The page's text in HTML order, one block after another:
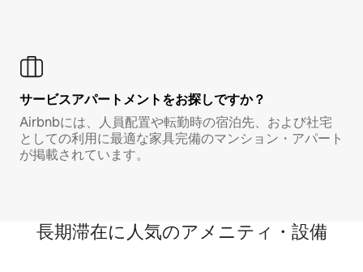
サービスアパートメントをお探しですか？
Airbnbには、人員配置や転勤時の宿泊先、および社宅
としての利用に最適な家具完備のマンション・アパート
が掲載されています。
長期滞在に人気のアメニティ・設備